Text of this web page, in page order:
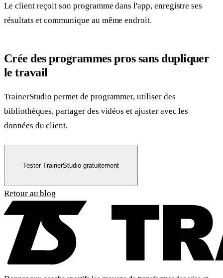
Le client reçoit son programme dans l'app, enregistre ses
résultats et communique au même endroit.
Crée des programmes pros sans dupliquer
le travail
TrainerStudio permet de programmer, utiliser des
bibliothèques, partager des vidéos et ajuster avec les
données du client.
Tester TrainerStudio gratuitement
Retour au blog